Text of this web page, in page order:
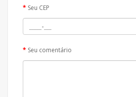
Seu CEP
Seu comentário